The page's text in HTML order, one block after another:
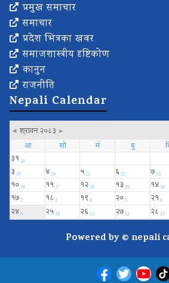
प्रमुख समाचार
समाचार
प्रदेश भित्रका खवर
समाजशास्त्रीय दृष्टिकोण
कानुन
राजनीति
Nepali Calendar
Powered by © nepali